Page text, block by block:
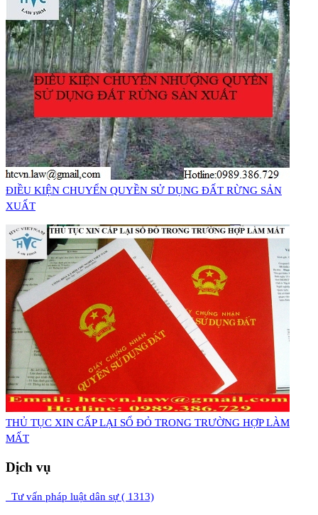
​ĐIỀU KIỆN CHUYỂN QUYỀN SỬ DỤNG ĐẤT RỪNG SẢN
XUẤT
THỦ TỤC XIN CẤP LẠI SỔ ĐỎ TRONG TRƯỜNG HỢP LÀM
MẤT
Dịch vụ
Tư vấn pháp luật dân sự ( 1313)